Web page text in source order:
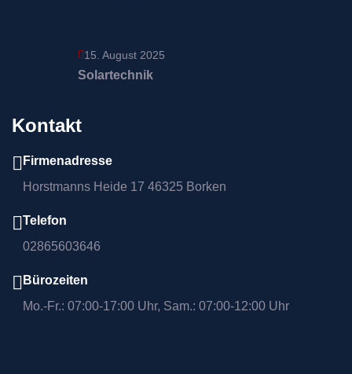
15. August 2025
Solartechnik
Kontakt
Firmenadresse
Horstmanns Heide 17 46325 Borken
Telefon
02865603646
Bürozeiten
Mo.-Fr.: 07:00-17:00 Uhr, Sam.: 07:00-12:00 Uhr